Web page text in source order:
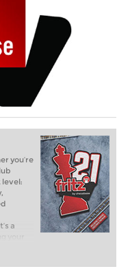
you’re
level:
a
your
can
a